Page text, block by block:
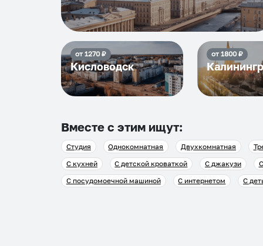
от 1270₽
Кисловодск
от 1800₽
Вместе с этим ищут:
Студия Однокомнатная Двухкомнатная
С кухней
С детской кроваткой С джакузи
С посудомоечной машиной
С интернетом С